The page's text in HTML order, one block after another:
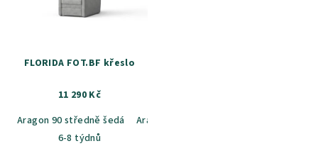
FLORIDA FOT.BF křeslo
11 290 Kč
Aragon 90 středně šedá
Aragon 14 béžová
6-8 týdnů